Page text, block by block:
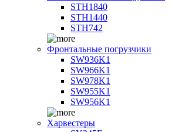
STH1840
STH1440
STH742
Фронтальные погрузчики
SW936K1
SW966K1
SW978K1
SW955K1
SW956K1
Харвестеры